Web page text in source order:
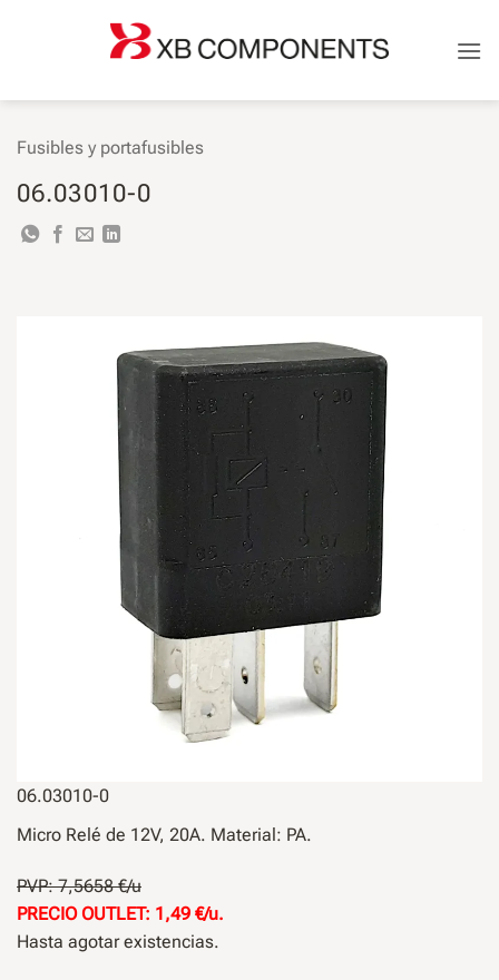
Fusibles y portafusibles
06.03010-0
06.03010-0
Micro Relé de 12V, 20A. Material: PA.
PVP: 7,5658 €/u
PRECIO OUTLET: 1,49 €/u.
Hasta agotar existencias.